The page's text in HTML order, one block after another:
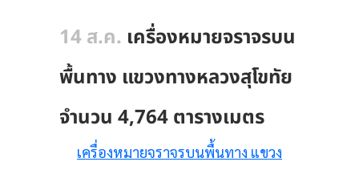
14 ส.ค. เครื่องหมายจราจรบน
พื้นทาง แขวงทางหลวงสุโขทัย
จำนวน 4,764 ตารางเมตร
เครื่องหมายจราจรบนพื้นทาง แขวง